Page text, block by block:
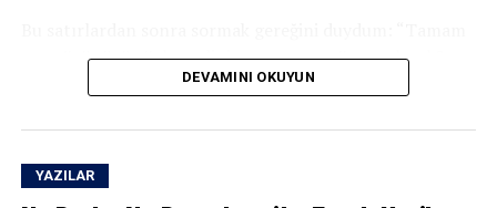
Devleti dönüştürmek isterken devlet tarafından
dönüştürüldü.
Adalet iddiasıyla yola çıkanlar, çoğu zaman bürokrasinin
diliyle konuşmaya başladılar, adaletin kasabı oldular.
son sözünüzü söylemediniz ama o son söz ne olacak?
mı? Üzerine ayetler yazılmış
duman edip tevhid bayrağını Batının Burçlarına dikmek
mi?”
DEVAMINI OKUYUN
YAZILAR